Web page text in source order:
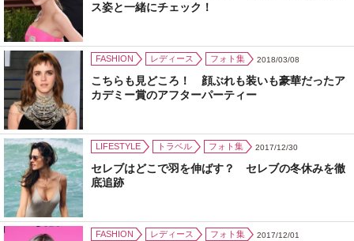
ス姿と一緒にチェック！
FASHION レディース フォト集 2018/03/08
こちらも見どころ！ 顔ぶれも装いも豪華だったア
カデミー賞のアフターパーティー
LIFESTYLE トラベル フォト集 2017/12/30
セレブはどこで羽を伸ばす？ セレブの冬休みを徹
底追跡
FASHION レディース フォト集 2017/12/01